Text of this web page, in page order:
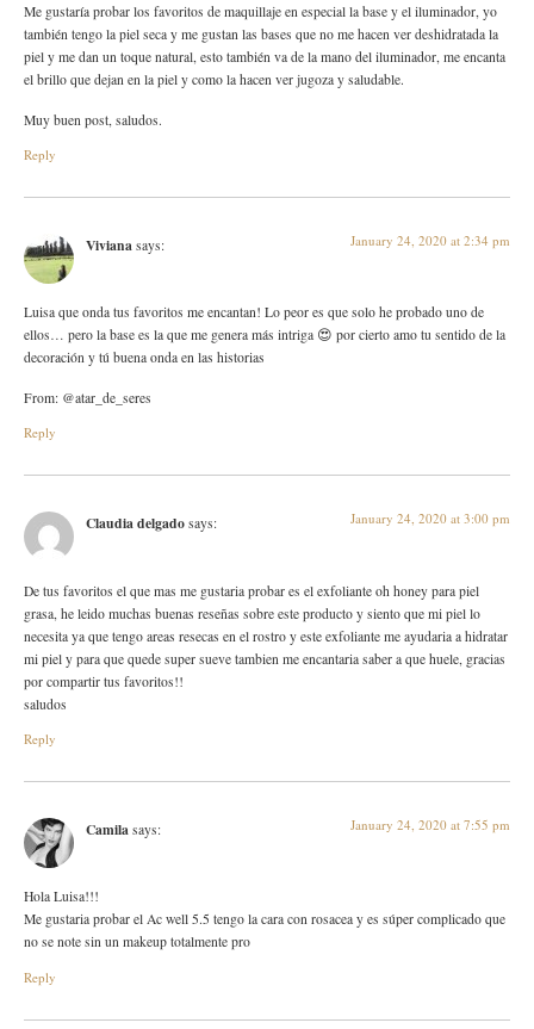
Me gustaría probar los favoritos de maquillaje en especial la base y el iluminador, yo
también tengo la piel seca y me gustan las bases que no me hacen ver deshidratada la
piel y me dan un toque natural, esto también va de la mano del iluminador, me encanta
el brillo que dejan en la piel y como la hacen ver jugoza y saludable.
Muy buen post, saludos.
Reply
Viviana says: January 24, 2020 at 2:34 pm
Luisa que onda tus favoritos me encantan! Lo peor es que solo he probado uno de
ellos… pero la base es la que me genera más intriga 😍 por cierto amo tu sentido de la
decoración y tú buena onda en las historias
From: @atar_de_seres
Reply
Claudia delgado says: January 24, 2020 at 3:00 pm
De tus favoritos el que mas me gustaria probar es el exfoliante oh honey para piel
grasa, he leido muchas buenas reseñas sobre este producto y siento que mi piel lo
necesita ya que tengo areas resecas en el rostro y este exfoliante me ayudaria a hidratar
mi piel y para que quede super sueve tambien me encantaria saber a que huele, gracias
por compartir tus favoritos!!
saludos
Reply
Camila says: January 24, 2020 at 7:55 pm
Hola Luisa!!!
Me gustaria probar el Ac well 5.5 tengo la cara con rosacea y es súper complicado que
no se note sin un makeup totalmente pro
Reply